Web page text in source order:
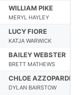
WILLIAM PIKE
MERYL HAYLEY
LUCY FIORE
KATJA WARWICK
BAILEY WEBSTER
BRETT MATHEWS
CHLOE AZZOPARDI
DYLAN BAIRSTOW